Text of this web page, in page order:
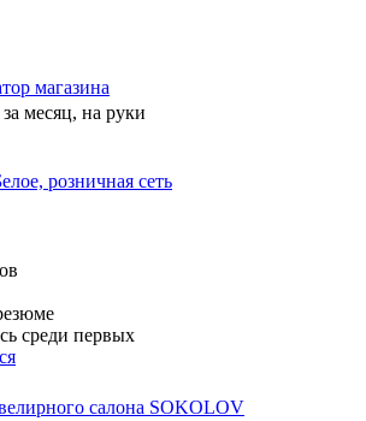
магазина
за месяц, на руки
розничная сеть
среди первых
салона SOKOLOV